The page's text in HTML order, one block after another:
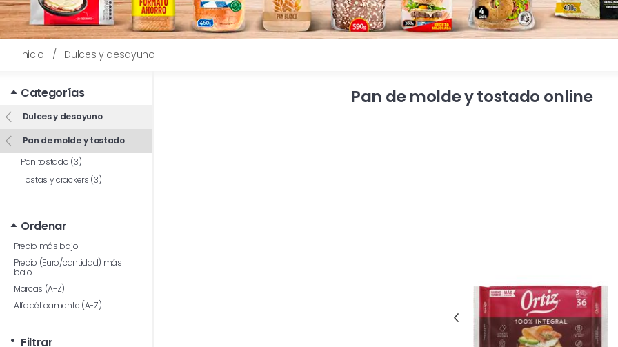
Inicio / Dulces y desayuno
Categorías
Dulces y desayuno
Pan de molde y tostado
Pan tostado (3)
Tostas y crackers (3)
Ordenar
Precio más bajo
Precio (Euro/cantidad) más
bajo
Marcas (A-Z)
Alfabéticamente (A-Z)
Filtrar
Pan de molde y tostado online